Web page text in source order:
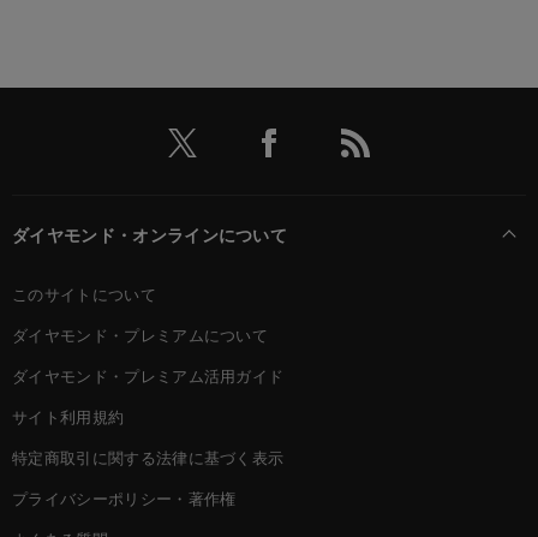
ダイヤモンド・オンラインについて
このサイトについて
ダイヤモンド・プレミアムについて
ダイヤモンド・プレミアム活用ガイド
サイト利用規約
特定商取引に関する法律に基づく表示
プライバシーポリシー・著作権